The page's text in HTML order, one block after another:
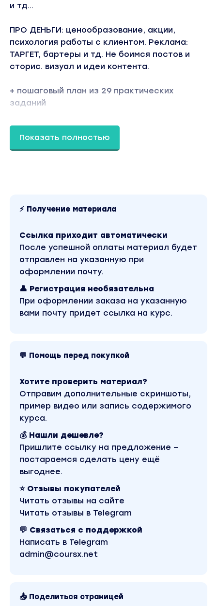
и тд...
ПРО ДЕНЬГИ: ценообразование, акции,
психология работы с клиентом. Реклама:
ТАРГЕТ, бартеры и тд. Не боимся постов и
сторис. визуал и идеи контента.
+ пошаговый план из 29 практических
заданий
ИТОГ: вы знаете о бровях всё, у вас готовый
инстаграм, есть план на будущее. Вы уже
работающий мастер со своими клиентами
Материал относится к 2021 году. Оригинальная
стоимость курса у автора составляет 38000
доступен за 149 рублей. Обучающий курс входит
в рубрику «Стиль и имидж». Другие материалы
автора «Ilona drozh» можно найти через поиск
по сайту.
Показать полностью
⚡ Получение материала
Ссылка приходит автоматически
После успешной оплаты материал будет
отправлен на указанную при
оформлении почту.
👤 Регистрация необязательна
При оформлении заказа на указанную
вами почту придет ссылка на курс.
💬 Помощь перед покупкой
Хотите проверить материал?
Отправим дополнительные скриншоты,
пример видео или запись содержимого
курса.
💰 Нашли дешевле?
Пришлите ссылку на предложение —
постараемся сделать цену ещё
выгоднее.
⭐ Отзывы покупателей
Читать отзывы на сайте
Читать отзывы в Telegram
💬 Связаться с поддержкой
Написать в Telegram
admin@coursx.net
📤 Поделиться страницей